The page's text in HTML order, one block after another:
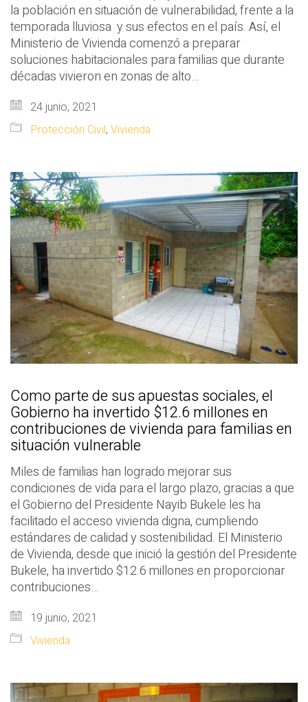
la población en situación de vulnerabilidad, frente a la
temporada lluviosa y sus efectos en el país. Así, el
Ministerio de Vivienda comenzó a preparar
soluciones habitacionales para familias que durante
décadas vivieron en zonas de alto…
24 junio, 2021
Protección Civil, Vivienda
Como parte de sus apuestas sociales, el
Gobierno ha invertido $12.6 millones en
contribuciones de vivienda para familias en
situación vulnerable
Miles de familias han logrado mejorar sus
condiciones de vida para el largo plazo, gracias a que
el Gobierno del Presidente Nayib Bukele les ha
facilitado el acceso vivienda digna, cumpliendo
estándares de calidad y sostenibilidad. El Ministerio
de Vivienda, desde que inició la gestión del Presidente
Bukele, ha invertido $12.6 millones en proporcionar
contribuciones…
19 junio, 2021
Vivienda